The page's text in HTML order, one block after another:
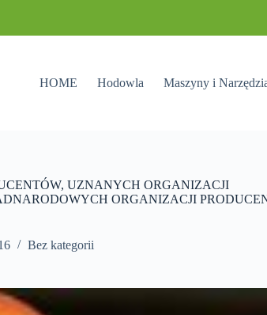
HOME Hodowla Maszyny i
UZNANYCH ORGANIZACJI
ORGANIZACJI
Bez kategorii